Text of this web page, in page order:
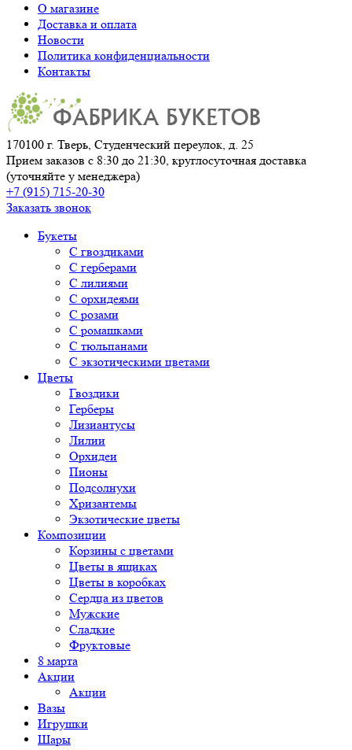
О магазине
Доставка и оплата
Новости
Политика конфиденциальности
Контакты
170100 г. Тверь, Студенческий переулок, д. 25
Прием заказов с 8:30 до 21:30, круглосуточная доставка
(уточняйте у менеджера)
+7 (915) 715-20-30
Заказать звонок
Букеты
С гвоздиками
С герберами
С лилиями
С орхидеями
С розами
С ромашками
С тюльпанами
С экзотическими цветами
Цветы
Гвоздики
Герберы
Лизиантусы
Лилии
Орхидеи
Пионы
Подсолнухи
Хризантемы
Экзотические цветы
Композиции
Корзины с цветами
Цветы в ящиках
Цветы в коробках
Сердца из цветов
Мужские
Сладкие
Фруктовые
8 марта
Акции
Акции
Вазы
Игрушки
Шары